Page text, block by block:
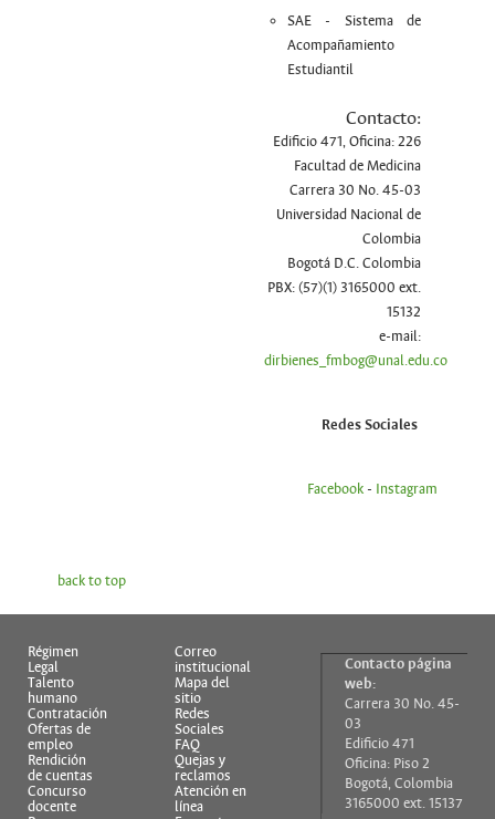
SAE - Sistema de
Acompañamiento
Estudiantil
Contacto:
Edificio 471, Oficina: 226
Facultad de Medicina
Carrera 30 No. 45-03
Universidad Nacional de
Colombia
Bogotá D.C. Colombia
PBX: (57)(1) 3165000 ext.
15132
e-mail:
dirbienes_fmbog@unal.edu.co
Redes Sociales
Facebook - Instagram
back to top
Régimen
Legal
Talento
humano
Contratación
Ofertas de
empleo
Rendición
de cuentas
Concurso
docente
Correo
institucional
Mapa del
sitio
Redes
Sociales
FAQ
Quejas y
reclamos
Atención en
línea
Contacto página
web:
Carrera 30 No. 45-
03
Edificio 471
Oficina: Piso 2
Bogotá, Colombia
3165000 ext. 15137